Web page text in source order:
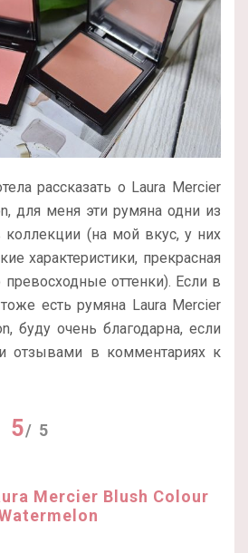
рассказать о Laura Mercier
для меня эти румяна одни из
(на мой вкус, у них
характеристики, прекрасная
превосходные оттенки). Если в
есть румяна Laura Mercier
буду очень благодарна, если
отзывами в комментариях к
5/ 5
Mercier Blush Colour